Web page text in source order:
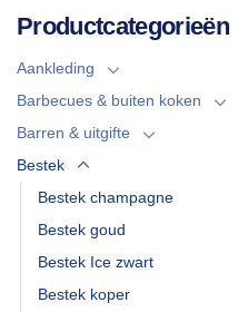
Productcategorieën
Aankleding
Barbecues & buiten koken
Barren & uitgifte
Bestek
Bestek champagne
Bestek goud
Bestek Ice zwart
Bestek koper